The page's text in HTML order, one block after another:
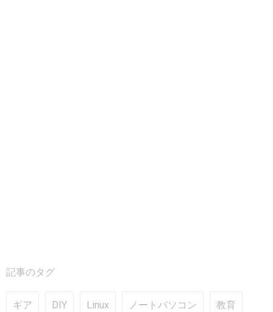
記事のタグ
ギア DIY Linux ノートパソコン 教育